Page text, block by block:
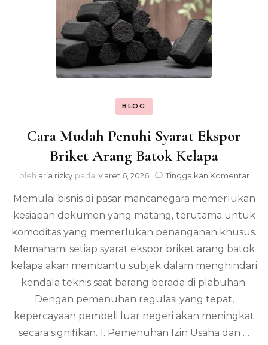
BLOG
Cara Mudah Penuhi Syarat Ekspor
Briket Arang Batok Kelapa
oleh aria rizky pada Maret 6, 2026 Tinggalkan Komentar
Memulai bisnis di pasar mancanegara memerlukan
kesiapan dokumen yang matang, terutama untuk
komoditas yang memerlukan penanganan khusus.
Memahami setiap syarat ekspor briket arang batok
kelapa akan membantu subjek dalam menghindari
kendala teknis saat barang berada di plabuhan.
Dengan pemenuhan regulasi yang tepat,
kepercayaan pembeli luar negeri akan meningkat
secara signifikan. 1. Pemenuhan Izin Usaha dan …